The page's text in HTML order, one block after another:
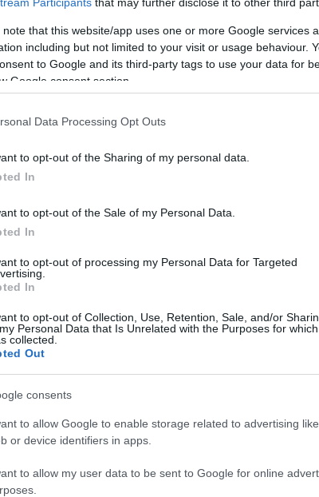
note that this website/app uses one or more Google services
including but not limited to your visit or usage behaviour.
to Google and its third-party tags to use your data for
Google consent section.
Data Processing Opt Outs
to opt-out of the Sharing of my personal data.
In
to opt-out of the Sale of my Personal Data.
In
to opt-out of processing my Personal Data for Targeted
In
to opt-out of Collection, Use, Retention, Sale, and/or
Personal Data that Is Unrelated with the Purposes for
collected.
Out
consents
to allow Google to enable storage related to advertising
or device identifiers in apps.
to allow my user data to be sent to Google for online
a kecskeméti éjszaka a
kihalt a város, mondják sokan, miközben a